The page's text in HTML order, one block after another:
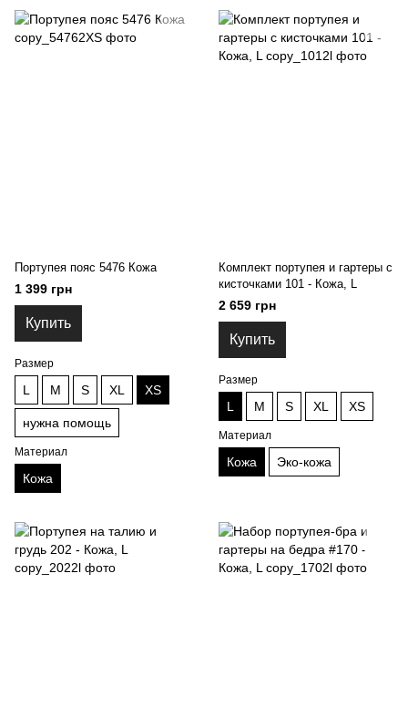
Портупея пояс 5476 Кожа
1 399 грн
Купить
Размер
L M S XL XS
нужна помощь
Материал
Кожа
Комплект портупея и гартеры с
кисточками 101 - Кожа, L
2 659 грн
Купить
Размер
L M S XL XS
Материал
Кожа Эко-кожа